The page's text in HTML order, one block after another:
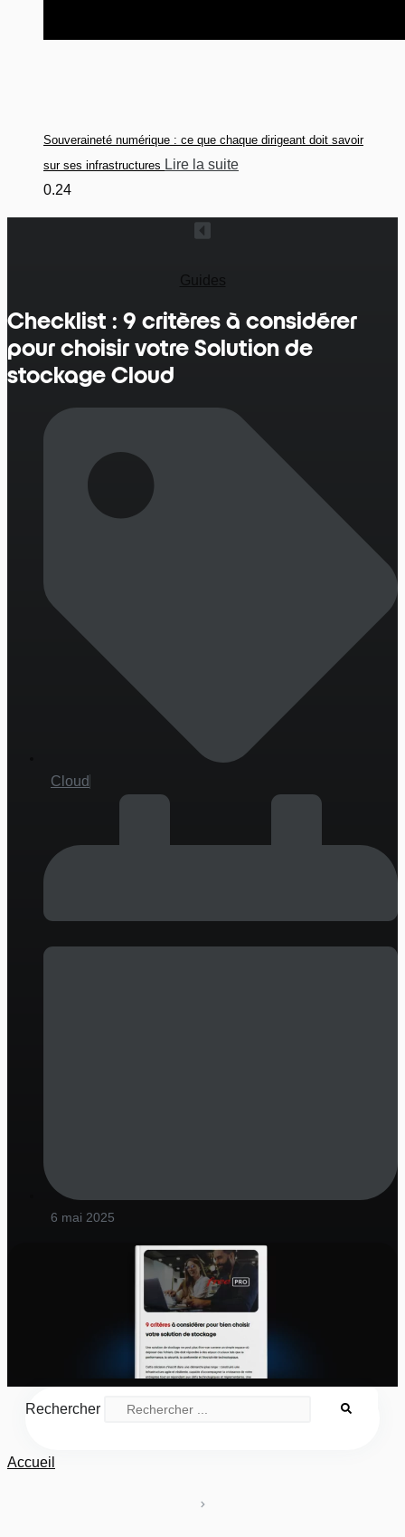
Souveraineté numérique : ce que chaque dirigeant doit savoir
sur ses infrastructures Lire la suite
Guides
Checklist : 9 critères à considérer
pour choisir votre Solution de
stockage Cloud
Cloud
6 mai 2025
Rechercher
Accueil